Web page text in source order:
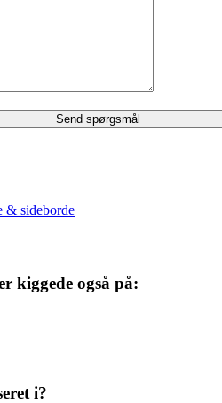
& sideborde
kiggede også på:
i?